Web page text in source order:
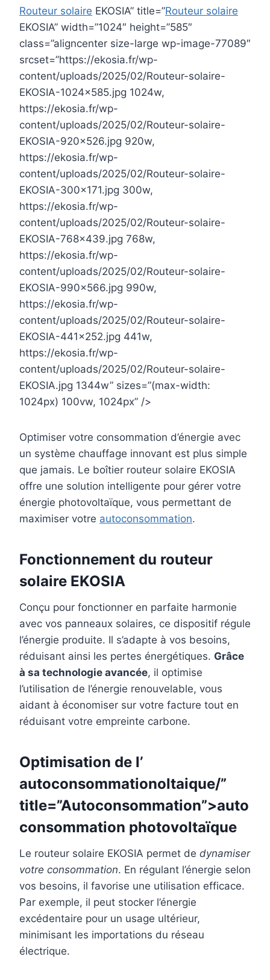
Routeur solaire EKOSIA” title=”Routeur solaire
EKOSIA” width=”1024″ height=”585″
class=”aligncenter size-large wp-image-77089″
srcset=”https://ekosia.fr/wp-
content/uploads/2025/02/Routeur-solaire-
EKOSIA-1024×585.jpg 1024w,
https://ekosia.fr/wp-
content/uploads/2025/02/Routeur-solaire-
EKOSIA-920×526.jpg 920w,
https://ekosia.fr/wp-
content/uploads/2025/02/Routeur-solaire-
EKOSIA-300×171.jpg 300w,
https://ekosia.fr/wp-
content/uploads/2025/02/Routeur-solaire-
EKOSIA-768×439.jpg 768w,
https://ekosia.fr/wp-
content/uploads/2025/02/Routeur-solaire-
EKOSIA-990×566.jpg 990w,
https://ekosia.fr/wp-
content/uploads/2025/02/Routeur-solaire-
EKOSIA-441×252.jpg 441w,
https://ekosia.fr/wp-
content/uploads/2025/02/Routeur-solaire-
EKOSIA.jpg 1344w” sizes=”(max-width:
1024px) 100vw, 1024px” />
Optimiser votre consommation d’énergie avec
un système chauffage innovant est plus simple
que jamais. Le boîtier routeur solaire EKOSIA
offre une solution intelligente pour gérer votre
énergie photovoltaïque, vous permettant de
maximiser votre autoconsommation.
Fonctionnement du routeur
solaire EKOSIA
Conçu pour fonctionner en parfaite harmonie
avec vos panneaux solaires, ce dispositif régule
l’énergie produite. Il s’adapte à vos besoins,
réduisant ainsi les pertes énergétiques. Grâce
à sa technologie avancée, il optimise
l’utilisation de l’énergie renouvelable, vous
aidant à économiser sur votre facture tout en
réduisant votre empreinte carbone.
Optimisation de l’
autoconsommationoltaique/”
title=”Autoconsommation”>auto
consommation photovoltaïque
Le routeur solaire EKOSIA permet de dynamiser
votre consommation. En régulant l’énergie selon
vos besoins, il favorise une utilisation efficace.
Par exemple, il peut stocker l’énergie
excédentaire pour un usage ultérieur,
minimisant les importations du réseau
électrique.